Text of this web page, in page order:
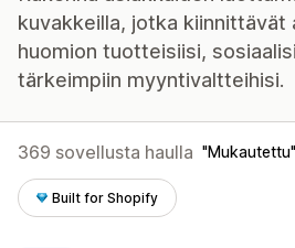
kuvakkeilla, jotka kiinnittävät
huomion tuotteisiisi,
tärkeimpiin myyntivaltteihisi.
369 sovellusta haulla Mukautettu
Built for Shopify